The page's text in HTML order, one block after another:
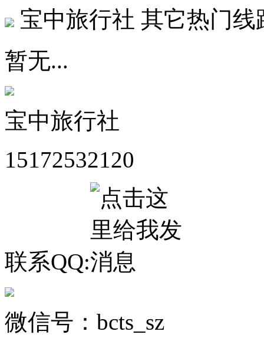
宝中旅行社 其它热门线
暂无...
宝中旅行社
15172532120
联系QQ:
微信号：bcts_sz